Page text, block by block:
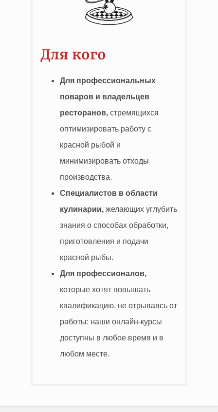
Для кого
Для профессиональных
поваров и владельцев
ресторанов, стремящихся
оптимизировать работу с
красной рыбой и
минимизировать отходы
производства.
Специалистов в области
кулинарии, желающих углубить
знания о способах обработки,
приготовления и подачи
красной рыбы.
Для профессионалов,
которые хотят повышать
квалификацию, не отрываясь от
работы: наши онлайн-курсы
доступны в любое время и в
любом месте.